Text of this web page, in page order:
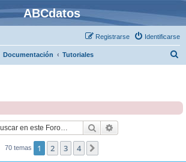
ABCdatos
Identificarse
Registrarse
Documentación Tutoriales
a
Buscar
70 temas 1 2 3 4